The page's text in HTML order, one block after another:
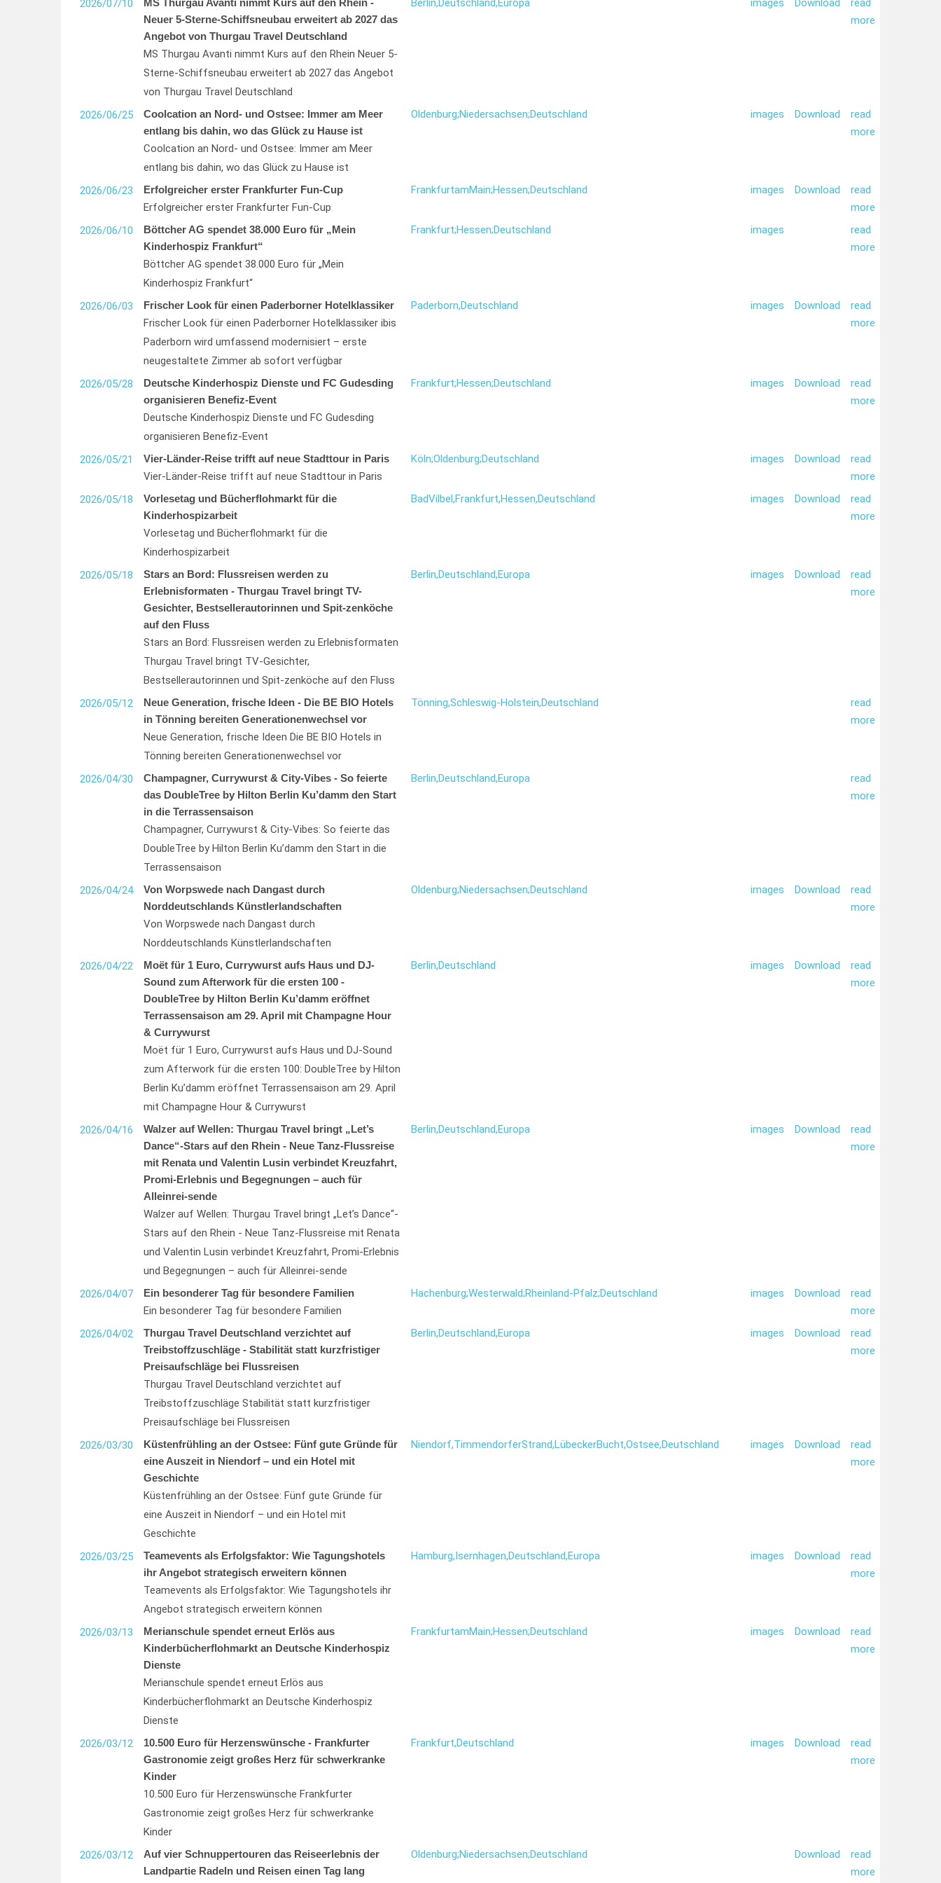
2026/07/10
MS Thurgau Avanti nimmt Kurs auf den Rhein -
Neuer 5-Sterne-Schiffsneubau erweitert ab 2027 das
Angebot von Thurgau Travel Deutschland
MS Thurgau Avanti nimmt Kurs auf den Rhein Neuer 5-
Sterne-Schiffsneubau erweitert ab 2027 das Angebot
von Thurgau Travel Deutschland
Berlin,Deutschland,Europa images Download
read
more
2026/06/25
Coolcation an Nord- und Ostsee: Immer am Meer
entlang bis dahin, wo das Glück zu Hause ist
Coolcation an Nord- und Ostsee: Immer am Meer
entlang bis dahin, wo das Glück zu Hause ist
Oldenburg;Niedersachsen;Deutschland images Download
read
more
2026/06/23 Erfolgreicher erster Frankfurter Fun-Cup
Erfolgreicher erster Frankfurter Fun-Cup
FrankfurtamMain;Hessen;Deutschland images Download
read
more
2026/06/10
Böttcher AG spendet 38.000 Euro für „Mein
Kinderhospiz Frankfurt“
Böttcher AG spendet 38.000 Euro für „Mein
Kinderhospiz Frankfurt“
Frankfurt;Hessen;Deutschland images
read
more
2026/06/03 Frischer Look für einen Paderborner Hotelklassiker
Frischer Look für einen Paderborner Hotelklassiker ibis
Paderborn wird umfassend modernisiert – erste
neugestaltete Zimmer ab sofort verfügbar
Paderborn,Deutschland images Download
read
more
2026/05/28
Deutsche Kinderhospiz Dienste und FC Gudesding
organisieren Benefiz-Event
Deutsche Kinderhospiz Dienste und FC Gudesding
organisieren Benefiz-Event
Frankfurt;Hessen;Deutschland images Download
read
more
2026/05/21 Vier-Länder-Reise trifft auf neue Stadttour in Paris
Vier-Länder-Reise trifft auf neue Stadttour in Paris
Köln;Oldenburg;Deutschland images Download
read
more
2026/05/18
Vorlesetag und Bücherflohmarkt für die
Kinderhospizarbeit
Vorlesetag und Bücherflohmarkt für die
Kinderhospizarbeit
BadVilbel,Frankfurt,Hessen,Deutschland images Download
read
more
2026/05/18
Stars an Bord: Flussreisen werden zu
Erlebnisformaten - Thurgau Travel bringt TV-
Gesichter, Bestsellerautorinnen und Spit-zenköche
auf den Fluss
Stars an Bord: Flussreisen werden zu Erlebnisformaten
Thurgau Travel bringt TV-Gesichter,
Bestsellerautorinnen und Spit-zenköche auf den Fluss
Berlin,Deutschland,Europa images Download
read
more
2026/05/12
Neue Generation, frische Ideen - Die BE BIO Hotels
in Tönning bereiten Generationenwechsel vor
Neue Generation, frische Ideen Die BE BIO Hotels in
Tönning bereiten Generationenwechsel vor
Tönning,Schleswig-Holstein,Deutschland
read
more
2026/04/30
Champagner, Currywurst & City-Vibes - So feierte
das DoubleTree by Hilton Berlin Ku’damm den Start
in die Terrassensaison
Champagner, Currywurst & City-Vibes: So feierte das
DoubleTree by Hilton Berlin Ku’damm den Start in die
Terrassensaison
Berlin,Deutschland,Europa
read
more
2026/04/24
Von Worpswede nach Dangast durch
Norddeutschlands Künstlerlandschaften
Von Worpswede nach Dangast durch
Norddeutschlands Künstlerlandschaften
Oldenburg;Niedersachsen;Deutschland images Download
read
more
2026/04/22
Moët für 1 Euro, Currywurst aufs Haus und DJ-
Sound zum Afterwork für die ersten 100 -
DoubleTree by Hilton Berlin Ku’damm eröffnet
Terrassensaison am 29. April mit Champagne Hour
& Currywurst
Moët für 1 Euro, Currywurst aufs Haus und DJ-Sound
zum Afterwork für die ersten 100: DoubleTree by Hilton
Berlin Ku’damm eröffnet Terrassensaison am 29. April
mit Champagne Hour & Currywurst
Berlin,Deutschland images Download
read
more
2026/04/16
Walzer auf Wellen: Thurgau Travel bringt „Let’s
Dance“-Stars auf den Rhein - Neue Tanz-Flussreise
mit Renata und Valentin Lusin verbindet Kreuzfahrt,
Promi-Erlebnis und Begegnungen – auch für
Alleinrei-sende
Walzer auf Wellen: Thurgau Travel bringt „Let’s Dance“-
Stars auf den Rhein - Neue Tanz-Flussreise mit Renata
und Valentin Lusin verbindet Kreuzfahrt, Promi-Erlebnis
und Begegnungen – auch für Alleinrei-sende
Berlin,Deutschland,Europa images Download
read
more
2026/04/07 Ein besonderer Tag für besondere Familien
Ein besonderer Tag für besondere Familien
Hachenburg;Westerwald;Rheinland-Pfalz;Deutschland images Download
read
more
2026/04/02
Thurgau Travel Deutschland verzichtet auf
Treibstoffzuschläge - Stabilität statt kurzfristiger
Preisaufschläge bei Flussreisen
Thurgau Travel Deutschland verzichtet auf
Treibstoffzuschläge Stabilität statt kurzfristiger
Preisaufschläge bei Flussreisen
Berlin,Deutschland,Europa images Download
read
more
2026/03/30
Küstenfrühling an der Ostsee: Fünf gute Gründe für
eine Auszeit in Niendorf – und ein Hotel mit
Geschichte
Küstenfrühling an der Ostsee: Fünf gute Gründe für
eine Auszeit in Niendorf – und ein Hotel mit
Geschichte
Niendorf,TimmendorferStrand,LübeckerBucht,Ostsee,Deutschland images Download
read
more
2026/03/25
Teamevents als Erfolgsfaktor: Wie Tagungshotels
ihr Angebot strategisch erweitern können
Teamevents als Erfolgsfaktor: Wie Tagungshotels ihr
Angebot strategisch erweitern können
Hamburg,Isernhagen,Deutschland,Europa images Download
read
more
2026/03/13
Merianschule spendet erneut Erlös aus
Kinderbücherflohmarkt an Deutsche Kinderhospiz
Dienste
Merianschule spendet erneut Erlös aus
Kinderbücherflohmarkt an Deutsche Kinderhospiz
Dienste
FrankfurtamMain;Hessen;Deutschland images Download
read
more
2026/03/12
10.500 Euro für Herzenswünsche - Frankfurter
Gastronomie zeigt großes Herz für schwerkranke
Kinder
10.500 Euro für Herzenswünsche Frankfurter
Gastronomie zeigt großes Herz für schwerkranke
Kinder
Frankfurt,Deutschland images Download
read
more
2026/03/12
Auf vier Schnuppertouren das Reiseerlebnis der
Landpartie Radeln und Reisen einen Tag lang
Oldenburg;Niedersachsen;Deutschland Download
read
more